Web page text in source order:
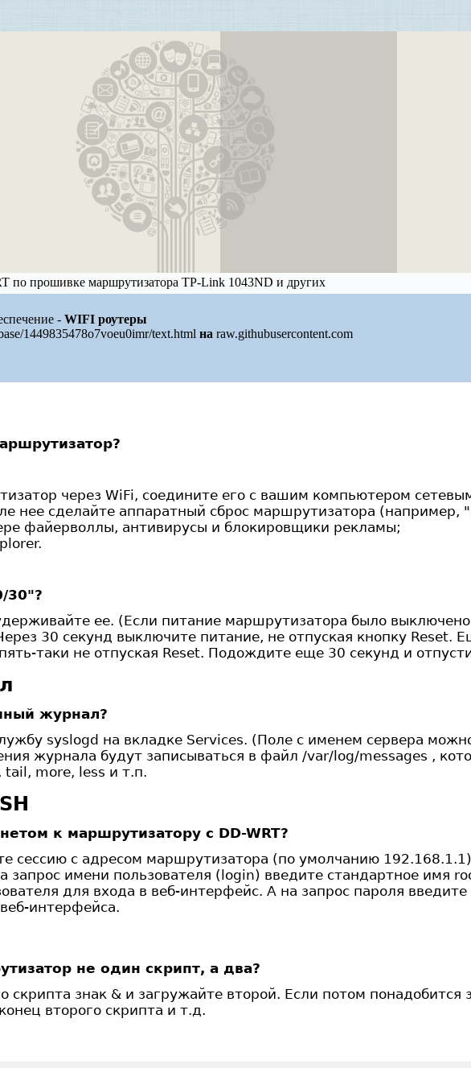
по прошивке маршрутизатора TP-Link 1043ND и других
- WIFI роутеры
1449835478o7voeu0imr/text.html на raw.githubusercontent.com
через WiFi, соедините его с вашим компьютером
нее сделайте аппаратный сброс маршрутизатора (например,
файерволлы, антивирусы и блокировщики рекламы;
30"?
ее. (Если питание маршрутизатора было
30 секунд выключите питание, не отпуская кнопку Reset.
таки не отпуская Reset. Подождите еще 30 секунд и
журнал?
syslogd на вкладке Services. (Поле с именем сервера
журнала будут записываться в файл /var/log/messages ,
more, less и т.п.
к маршрутизатору с DD-WRT?
сессию с адресом маршрутизатора (по умолчанию
запрос имени пользователя (login) введите стандартное имя
для входа в веб-интерфейс. А на запрос пароля введите
интерфейса.
не один скрипт, а два?
скрипта знак & и загружайте второй. Если потом понадобится
второго скрипта и т.д.